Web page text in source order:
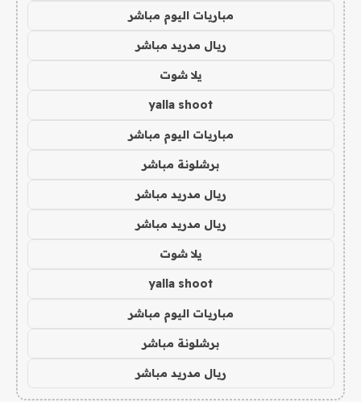
مباريات اليوم مباشر
ريال مدريد مباشر
يلا شوت
yalla shoot
مباريات اليوم مباشر
برشلونة مباشر
ريال مدريد مباشر
ريال مدريد مباشر
يلا شوت
yalla shoot
مباريات اليوم مباشر
برشلونة مباشر
ريال مدريد مباشر